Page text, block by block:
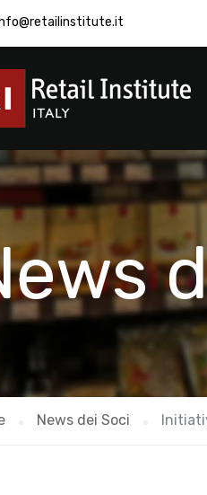
News dei Soci